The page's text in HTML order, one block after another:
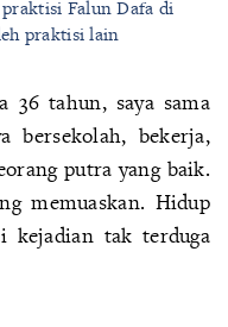
Falun Dafa di
praktisi lain
36 tahun, saya sama
bersekolah, bekerja,
putra yang baik.
memuaskan. Hidup
kejadian tak terduga